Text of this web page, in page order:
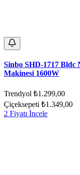
Sinbo SHD-1717 Bldc
Makinesi 1600W
Trendyol ₺1.299,00
Çiçeksepeti ₺1.349,00
2 Fiyatı İncele